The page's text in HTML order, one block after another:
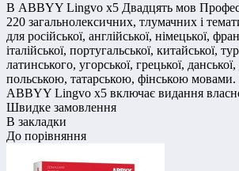
В ABBYY Lingvo x5 Двадцять мов
220 загальнолексичних, тлумачних і
для російської, англійської, німецької,
італійської, португальської, китайської,
латинського, угорської, грецької, данської,
польською, татарською, фінською мовами.
ABBYY Lingvo x5 включає видання
Швидке замовлення
В закладки
До порівняння